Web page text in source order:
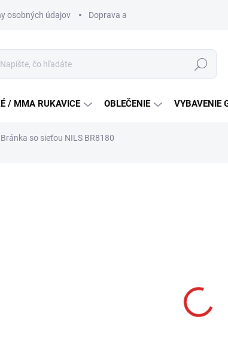
osobných údajov Doprava a platba Všeobecné
Hľadať
/ MMA RUKAVICE OBLEČENIE VYBAVENIE
Bránka so sieťou NILS BR8180